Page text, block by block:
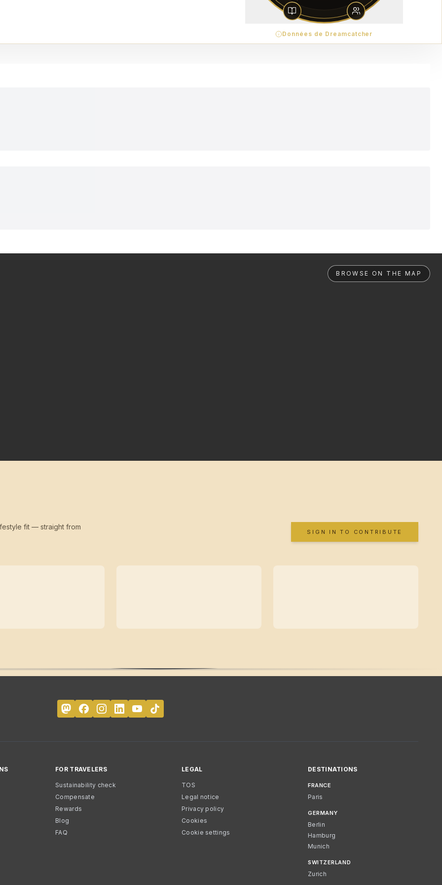
Données de Dreamcatcher
BROWSE ON THE MAP
fit — straight from
SIGN IN TO CONTRIBUTE
FOR TRAVELERS
Sustainability check
Compensate
Rewards
Blog
FAQ
LEGAL
TOS
Legal notice
Privacy policy
Cookies
Cookie settings
DESTINATIONS
FRANCE
Paris
GERMANY
Berlin
Hamburg
Munich
SWITZERLAND
Zurich